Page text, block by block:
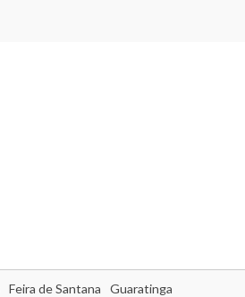
Feira de Santana
Guaratinga